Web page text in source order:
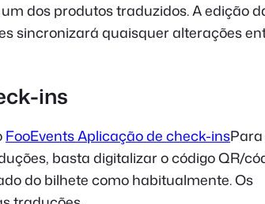
dos produtos traduzidos. A edição
sincronizará quaisquer alterações
ins
FooEvents Aplicação de check-ins
basta digitalizar o código QR/
do bilhete como habitualmente. Os